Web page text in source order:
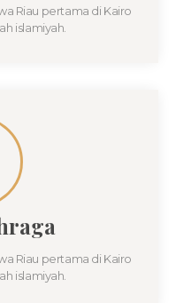
Riau pertama di Kairo
islamiyah.
Riau pertama di Kairo
islamiyah.